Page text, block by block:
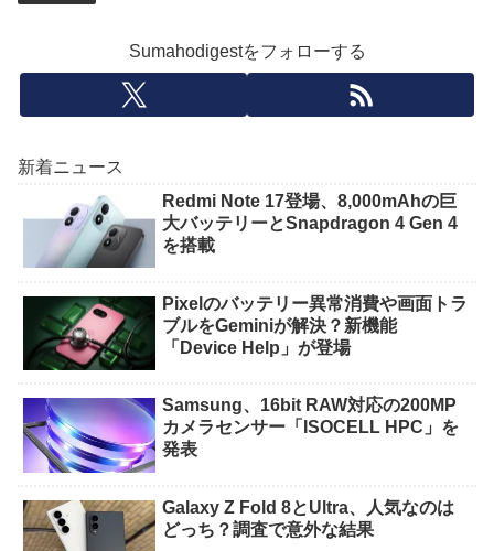
Sumahodigestをフォローする
新着ニュース
Redmi Note 17登場、8,000mAhの巨
大バッテリーとSnapdragon 4 Gen 4
を搭載
Pixelのバッテリー異常消費や画面トラ
ブルをGeminiが解決？新機能
「Device Help」が登場
Samsung、16bit RAW対応の200MP
カメラセンサー「ISOCELL HPC」を
発表
Galaxy Z Fold 8とUltra、人気なのは
どっち？調査で意外な結果